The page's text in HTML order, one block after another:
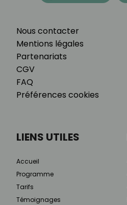
Nous contacter
Mentions légales
Partenariats
CGV
FAQ
Préférences cookies
LIENS UTILES
Accueil
Programme
Tarifs
Témoignages